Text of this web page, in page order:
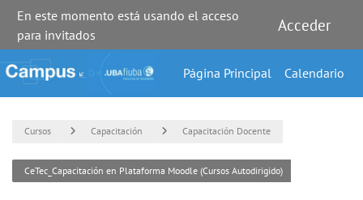
Salta al contenido principal
En este momento está usando el acceso
para invitados
Acceder
Página Principal Calendario
Cursos Capacitación Capacitación Docente
CeTec_Capacitación en Plataforma Moodle (Cursos Autodirigido)